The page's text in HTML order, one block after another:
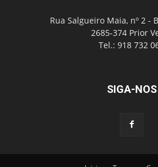
Rua Salgueiro Maia, nº 2 -
2685-374 Prior
Tel.: 918 732
SIGA-NOS